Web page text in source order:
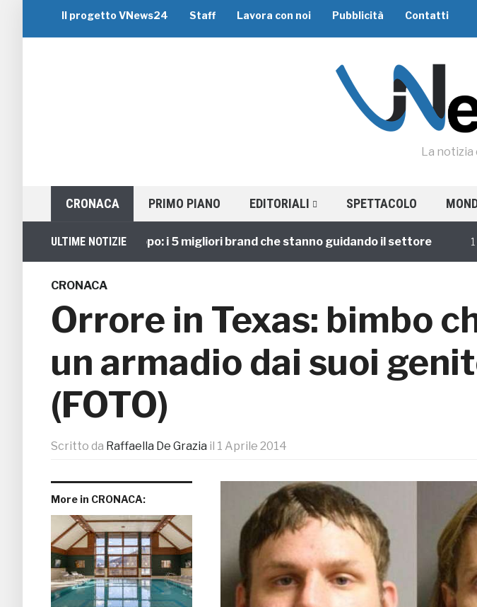
Il progetto VNews24 Staff Lavora con noi Pubblicità Contatti
La notizia
CRONACA PRIMO PIANO EDITORIALI SPETTACOLO
ULTIME NOTIZIE
Viaggi di Gruppo: i 5 migliori brand che stanno guidando il settore 1 annofa
CRONACA
Orrore in Texas: bimbo
un armadio dai suoi
(FOTO)
Scritto da Raffaella De Grazia il 1 Aprile 2014
More in CRONACA: